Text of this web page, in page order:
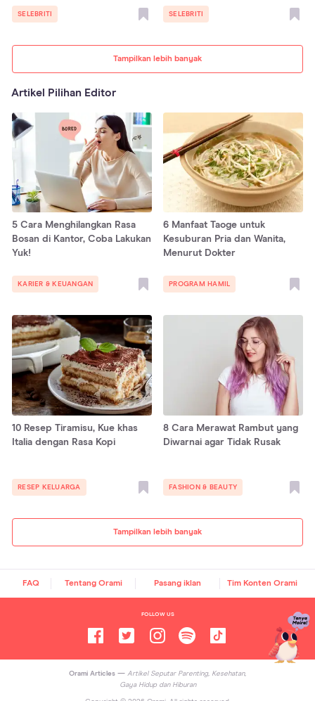
Tampilkan lebih banyak
SELEBRITI SELEBRITI
Artikel Pilihan Editor
Tampilkan lebih banyak
5 Cara Menghilangkan Rasa
Bosan di Kantor, Coba Lakukan
Yuk!
KARIER & KEUANGAN
6 Manfaat Taoge untuk
Kesuburan Pria dan Wanita,
Menurut Dokter
PROGRAM HAMIL
10 Resep Tiramisu, Kue khas
Italia dengan Rasa Kopi
RESEP KELUARGA
8 Cara Merawat Rambut yang
Diwarnai agar Tidak Rusak
FASHION & BEAUTY
FAQ Tentang Orami Pasang iklan Tim Konten Orami
FOLLOW US
Orami Articles — Artikel Seputar Parenting, Kesehatan,
Gaya Hidup dan Hiburan